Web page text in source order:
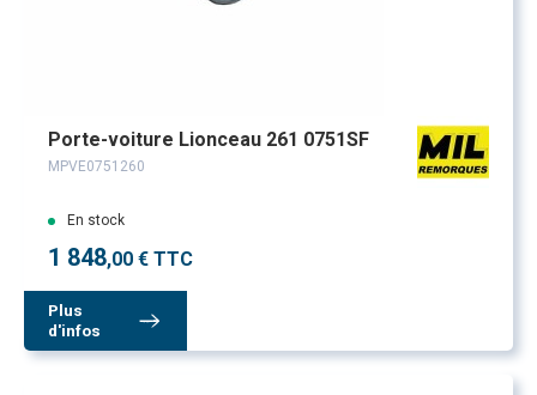
Porte-voiture Lionceau 261 0751SF
MPVE0751260
En stock
1 848,00 € TTC
Plus
d'infos